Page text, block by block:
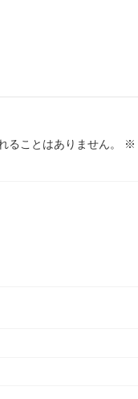
ることはありません。 ※